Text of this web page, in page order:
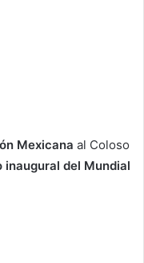
Mexicana al Coloso
inaugural del Mundial